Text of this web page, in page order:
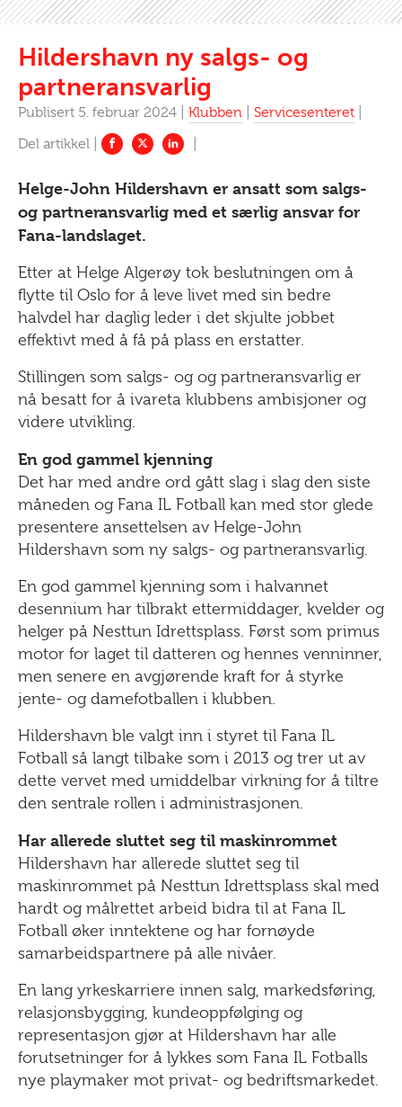
Hildershavn ny salgs- og
partneransvarlig
Publisert 5. februar 2024 | Klubben Servicesenteret
Helge-John Hildershavn er ansatt som salgs-
og partneransvarlig med et særlig ansvar for
Fana-landslaget.
Etter at Helge Algerøy tok beslutningen om å
flytte til Oslo for å leve livet med sin bedre
halvdel har daglig leder i det skjulte jobbet
effektivt med å få på plass en erstatter.
Stillingen som salgs- og og partneransvarlig er
nå besatt for å ivareta klubbens ambisjoner og
videre utvikling.
En god gammel kjenning
Det har med andre ord gått slag i slag den siste
måneden og Fana IL Fotball kan med stor glede
presentere ansettelsen av Helge-John
Hildershavn som ny salgs- og partneransvarlig.
En god gammel kjenning som i halvannet
desennium har tilbrakt ettermiddager, kvelder og
helger på Nesttun Idrettsplass. Først som primus
motor for laget til datteren og hennes venninner,
men senere en avgjørende kraft for å styrke
jente- og damefotballen i klubben.
Hildershavn ble valgt inn i styret til Fana IL
Fotball så langt tilbake som i 2013 og trer ut av
dette vervet med umiddelbar virkning for å tiltre
den sentrale rollen i administrasjonen.
Har allerede sluttet seg til maskinrommet
Hildershavn har allerede sluttet seg til
maskinrommet på Nesttun Idrettsplass skal med
hardt og målrettet arbeid bidra til at Fana IL
Fotball øker inntektene og har fornøyde
samarbeidspartnere på alle nivåer.
En lang yrkeskarriere innen salg, markedsføring,
relasjonsbygging, kundeoppfølging og
representasjon gjør at Hildershavn har alle
forutsetninger for å lykkes som Fana IL Fotballs
nye playmaker mot privat- og bedriftsmarkedet.